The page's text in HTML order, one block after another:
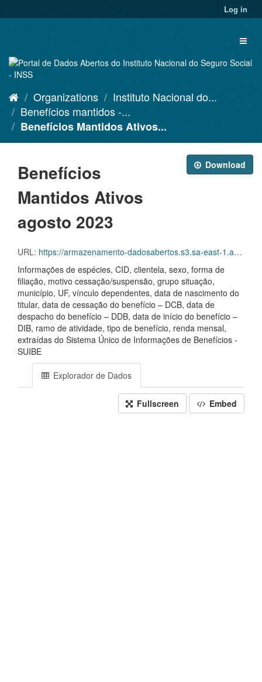
to
Log in
Organizations
Instituto Nacional do...
Benefícios mantidos -...
Benefícios Mantidos Ativos...
Download
Benefícios
Mantidos Ativos
agosto 2023
URL: https://armazenamento-dadosabertos.s3.sa-east-1.amazonaws.com/PDA_2023_2025/Grupos_de_dados/Benef%C3%ADcios+mantidos/D.SDA.PDA.004.MANATIVOS.202308.CVS.ZIP
Informações de espécies, CID, clientela, sexo, forma de
filiação, motivo cessação/suspensão, grupo situação,
município, UF, vínculo dependentes, data de nascimento do
titular, data de cessação do benefício – DCB, data de
despacho do benefício – DDB, data de início do benefício –
DIB, ramo de atividade, tipo de benefício, renda mensal,
extraídas do Sistema Único de Informações de Benefícios -
SUIBE
Explorador de Dados
Fullscreen Embed